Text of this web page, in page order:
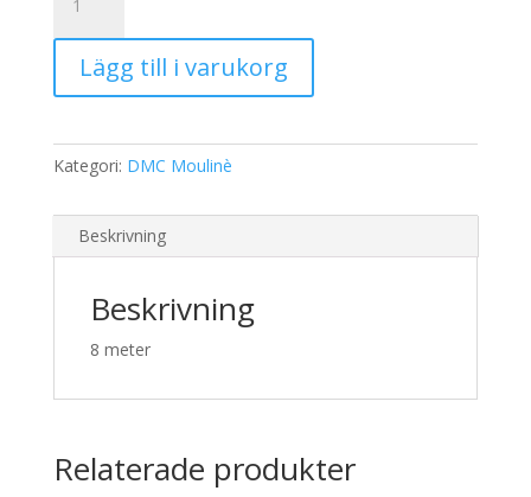
Moulinè
3806
mängdLägg till i varukorg
Kategori: DMC Moulinè
Beskrivning
Beskrivning
8 meter
Relaterade produkter